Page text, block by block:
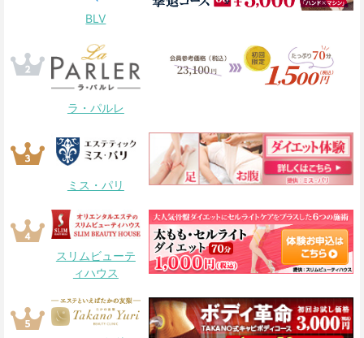
BLV
ラ・パルレ
ミス・パリ
スリムビューテ
ィハウス